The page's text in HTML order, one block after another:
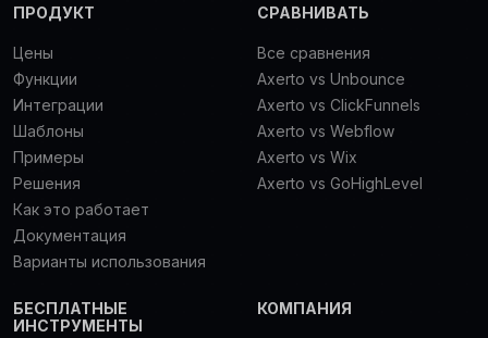
ПРОДУКТ
Цены
Функции
Интеграции
Шаблоны
Примеры
Решения
Как это работает
Документация
Варианты использования
СРАВНИВАТЬ
Все сравнения
Axerto vs Unbounce
Axerto vs ClickFunnels
Axerto vs Webflow
Axerto vs Wix
Axerto vs GoHighLevel
БЕСПЛАТНЫЕ
ИНСТРУМЕНТЫ
КОМПАНИЯ